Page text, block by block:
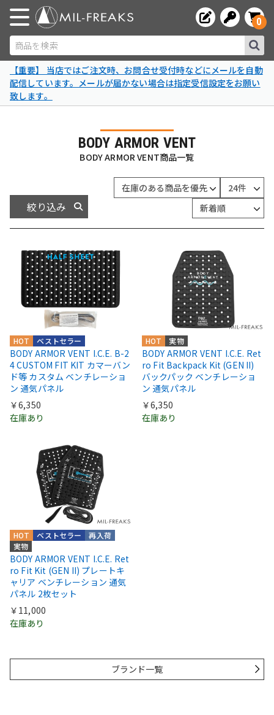
商品を検索
0
【重要】 当店ではご注文時、お問合せ受付時などにメールを自動
配信しています。メールが届かない場合は指定受信設定をお願い
致します。
BODY ARMOR VENT
BODY ARMOR VENT商品一覧
絞り込み
HOT ベストセラー
BODY ARMOR VENT I.C.E. B-2
4 CUSTOM FIT KIT カマーバン
ド等 カスタム ベンチレーショ
ン 通気パネル
￥6,350
在庫あり
HOT 実物
BODY ARMOR VENT I.C.E. Ret
ro Fit Backpack Kit (GEN II)
バックパック ベンチレーショ
ン 通気パネル
￥6,350
在庫あり
HOT
再入荷
実物
ベストセラー
BODY ARMOR VENT I.C.E. Ret
ro Fit Kit (GEN II) プレートキ
ャリア ベンチレーション 通気
パネル 2枚セット
￥11,000
在庫あり
ブランド一覧